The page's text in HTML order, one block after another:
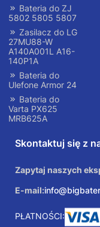
Bateria do ZJ
5802 5805 5807
Zasilacz do LG
27MU88-W
A140A001L A16-
140P1A
Bateria do
Ulefone Armor 24
Bateria do
Varta PX625
MRB625A
Skontaktuj się z
Zapytaj naszych
E-mail:
PŁATNOŚCI: